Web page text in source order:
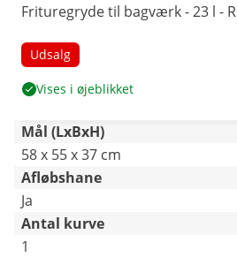
Frituregryde til bagværk - 23 l -
Udsalg
Vises i øjeblikket
Mål (LxBxH)
58 x 55 x 37 cm
Afløbshane
Ja
Antal kurve
1